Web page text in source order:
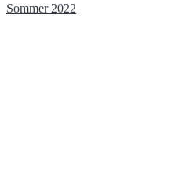
Sommer 2022